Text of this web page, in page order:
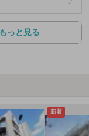
っと見る
新着